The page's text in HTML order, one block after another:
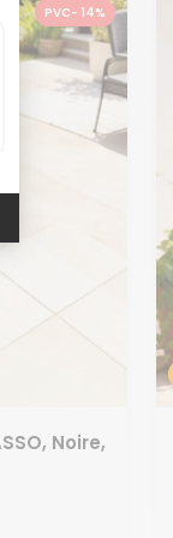
PVC- 14%
Noire,
Epuisé